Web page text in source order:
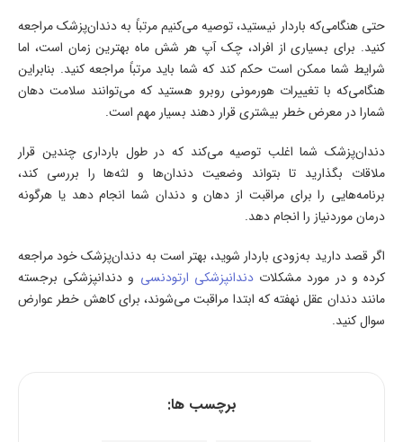
حتی هنگامی‌که باردار نیستید، توصیه می‌کنیم مرتباً به دندان‌پزشک مراجعه
کنید. برای بسیاری از افراد، چک آپ هر شش ماه بهترین زمان است، اما
شرایط شما ممکن است حکم کند که شما باید مرتباً مراجعه کنید. بنابراین
هنگامی‌که با تغییرات هورمونی روبرو هستید که می‌توانند سلامت دهان
شمارا در معرض خطر بیشتری قرار دهند بسیار مهم است.
دندان‌پزشک شما اغلب توصیه می‌کند که در طول بارداری چندین قرار
ملاقات بگذارید تا بتواند وضعیت دندان‌ها و لثه‌ها را بررسی کند،
برنامه‌هایی را برای مراقبت از دهان و دندان شما انجام دهد یا هرگونه
درمان موردنیاز را انجام دهد.
اگر قصد دارید به‌زودی باردار شوید، بهتر است به دندان‌پزشک خود مراجعه
کرده و در مورد مشکلاتدندانپزشکی ارتودنسی و دندانپزشکی برجسته
مانند دندان عقل نهفته که ابتدا مراقبت می‌شوند، برای کاهش خطر عوارض
سوال کنید.
برچسب ها: